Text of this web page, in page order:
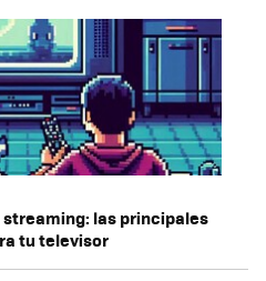
las principales
tu televisor